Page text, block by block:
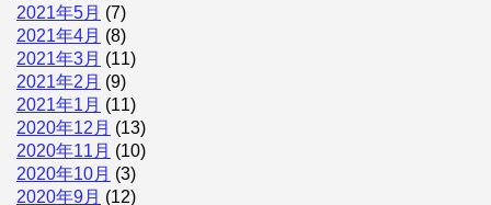
2021年5月 (7)
2021年4月 (8)
2021年3月 (11)
2021年2月 (9)
2021年1月 (11)
2020年12月 (13)
2020年11月 (10)
2020年10月 (3)
2020年9月 (12)